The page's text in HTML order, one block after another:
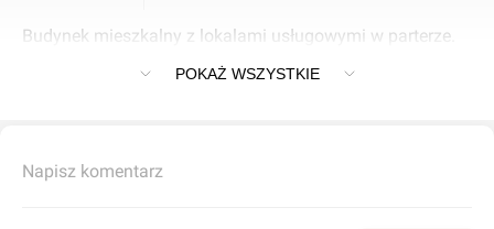
Budynek mieszkalny z lokalami usługowymi w parterze.
Kraków, Podgórze, ulica Henryka Dąbrowskiego 16
POKAŻ WSZYSTKIE
Napisz komentarz